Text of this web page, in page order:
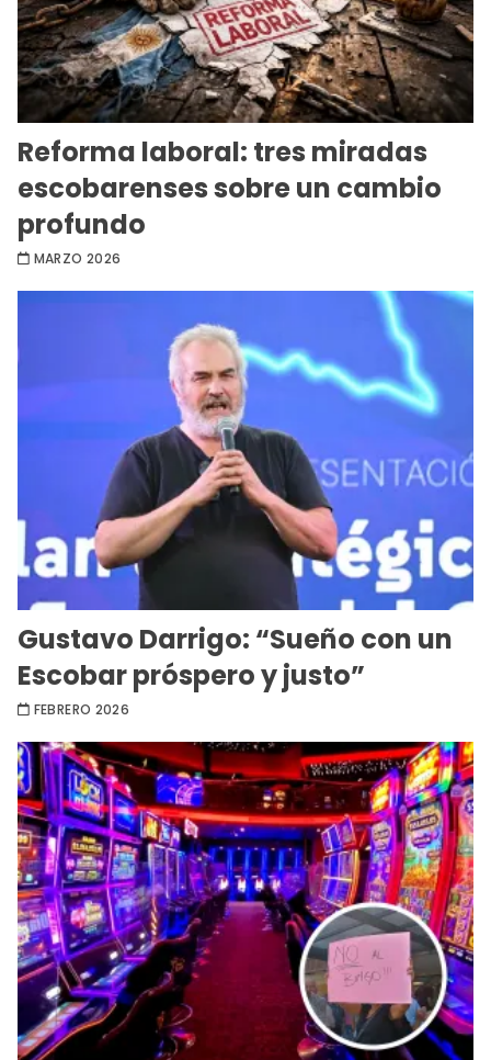
Reforma laboral: tres miradas
escobarenses sobre un cambio
profundo
MARZO 2026
Gustavo Darrigo: “Sueño con un
Escobar próspero y justo”
FEBRERO 2026